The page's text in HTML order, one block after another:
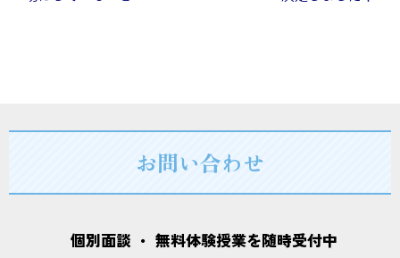
ン
お問い合わせ
個別面談 ・ 無料体験授業を随時受付中